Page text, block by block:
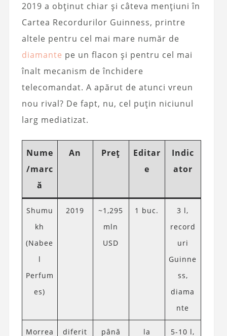
2019 a obținut chiar și câteva mențiuni în
Cartea Recordurilor Guinness, printre
altele pentru cel mai mare număr de
diamante pe un flacon și pentru cel mai
înalt mecanism de închidere
telecomandat. A apărut de atunci vreun
nou rival? De fapt, nu, cel puțin niciunul
larg mediatizat.
Nume
/marc
ă
An Preț
Editar
e
Indic
ator
Shumu
kh
(Nabee
l
Perfum
es)
2019
~1,295
mln
USD
1 buc.
3 l,
record
uri
Guinne
ss,
diama
nte
Morrea diferit până la 5-10 l,